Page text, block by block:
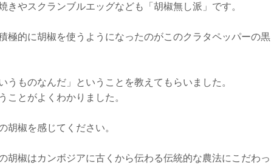
きやスクランブルエッグなども「胡椒無し派」です。
極的に胡椒を使うようになったのがこのクラタペッパーの黒
うものなんだ」ということを教えてもらいました。
ことがよくわかりました。
胡椒を感じてください。
胡椒はカンボジアに古くから伝わる伝統的な農法にこだわっ